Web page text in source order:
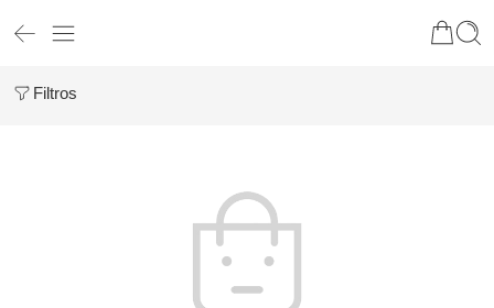
Filtros